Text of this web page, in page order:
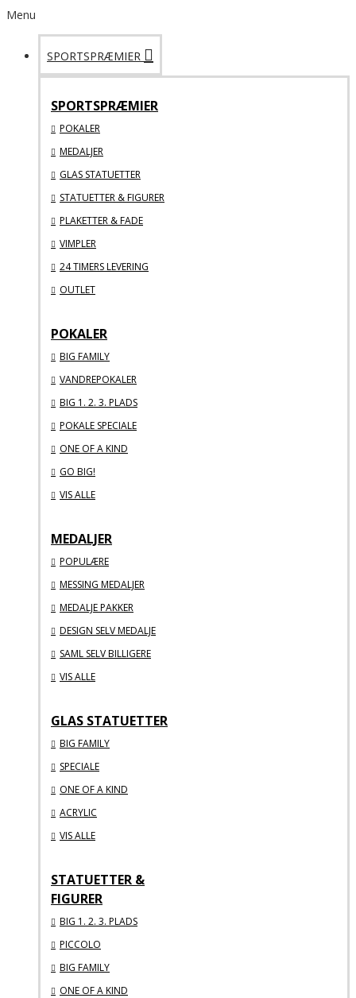
Menu
SPORTSPRÆMIER
SPORTSPRÆMIER
POKALER
MEDALJER
GLAS STATUETTER
STATUETTER & FIGURER
PLAKETTER & FADE
VIMPLER
24 TIMERS LEVERING
OUTLET
POKALER
BIG FAMILY
VANDREPOKALER
BIG 1. 2. 3. PLADS
POKALE SPECIALE
ONE OF A KIND
GO BIG!
VIS ALLE
MEDALJER
POPULÆRE
MESSING MEDALJER
MEDALJE PAKKER
DESIGN SELV MEDALJE
SAML SELV BILLIGERE
VIS ALLE
GLAS STATUETTER
BIG FAMILY
SPECIALE
ONE OF A KIND
ACRYLIC
VIS ALLE
STATUETTER &
FIGURER
BIG 1. 2. 3. PLADS
PICCOLO
BIG FAMILY
ONE OF A KIND